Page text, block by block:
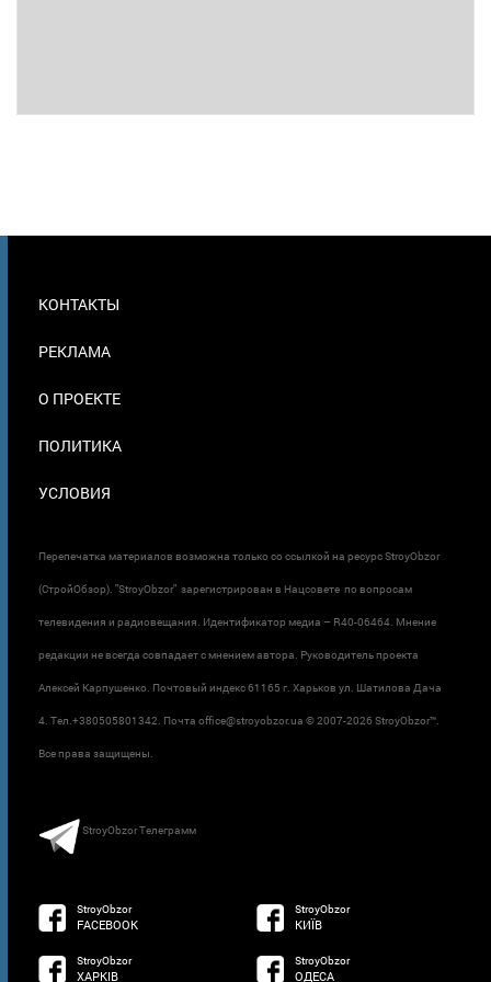
В
КОНТАКТЫ
РЕКЛАМА
О ПРОЕКТЕ
ПОЛИТИКА
УСЛОВИЯ
Перепечатка материалов возможна только со ссылкой на ресурс StroyObzor
(СтройОбзор). "StroyObzor" зарегистрирован в Нацсовете по вопросам
телевидения и радиовещания. Идентификатор медиа – R40-06464. Мнение
редакции не всегда совпадает с мнением автора. Руководитель проекта
Алексей Карпушенко. Почтовый индекс 61165 г. Харьков ул. Шатилова Дача
4. Тел.+380505801342. Почта office@stroyobzor.ua © 2007-2026 StroyObzor™.
Все права защищены.
StroyObzor Телеграмм
StroyObzor
FACEBOOK
StroyObzor
КИЇВ
StroyObzor
ХАРКІВ
StroyObzor
ОДЕСА